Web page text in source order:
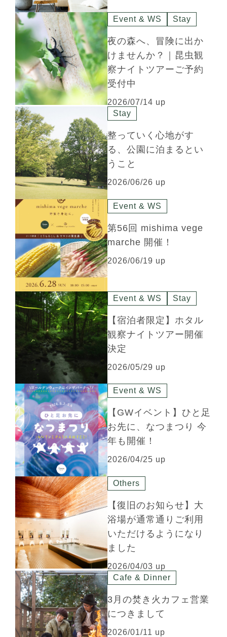
Event & WS Stay
夜の森へ、冒険に出か
けませんか？｜昆虫観
察ナイトツアーご予約
受付中
2026/07/14 up
Stay
整っていく心地がす
る、公園に泊まるとい
うこと
2026/06/26 up
Event & WS
第56回 mishima vege
marche 開催！
2026/06/19 up
Event & WS Stay
【宿泊者限定】ホタル
観察ナイトツアー開催
決定
2026/05/29 up
Event & WS
【GWイベント】ひと足
お先に、なつまつり 今
年も開催！
2026/04/25 up
Others
【復旧のお知らせ】大
浴場が通常通りご利用
いただけるようになり
ました
2026/04/03 up
Cafe & Dinner
3月の焚き火カフェ営業
につきまして
2026/01/11 up